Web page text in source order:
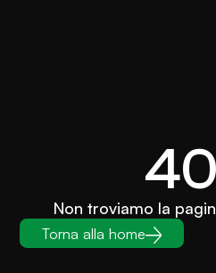
Non troviamo la
Torna alla home